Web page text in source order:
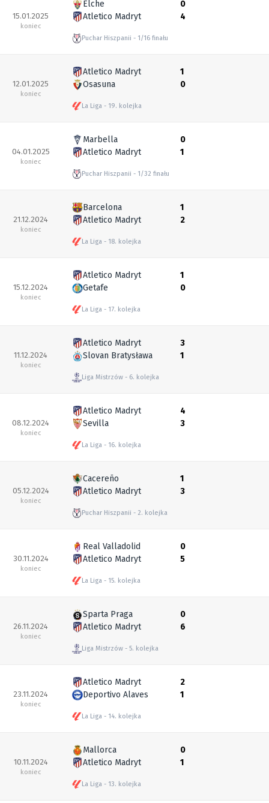
15.01.2025
koniec
Elche
Atletico Madryt
Puchar Hiszpanii 1/16 finału
0
4
12.01.2025
koniec
Atletico Madryt
Osasuna
La Liga 19. kolejka
1
0
04.01.2025
koniec
Marbella
Atletico Madryt
Puchar Hiszpanii 1/32 finału
0
1
21.12.2024
koniec
Barcelona
Atletico Madryt
La Liga 18. kolejka
1
2
15.12.2024
koniec
Atletico Madryt
Getafe
La Liga 17. kolejka
1
0
11.12.2024
koniec
Atletico Madryt
Slovan Bratysława
Liga Mistrzów 6. kolejka
3
1
08.12.2024
koniec
Atletico Madryt
Sevilla
La Liga 16. kolejka
4
3
05.12.2024
koniec
Cacereño
Atletico Madryt
Puchar Hiszpanii 2. kolejka
1
3
30.11.2024
koniec
Real Valladolid
Atletico Madryt
La Liga 15. kolejka
0
5
26.11.2024
koniec
Sparta Praga
Atletico Madryt
Liga Mistrzów 5. kolejka
0
6
23.11.2024
koniec
Atletico Madryt
Deportivo Alaves
La Liga 14. kolejka
2
1
10.11.2024
koniec
Mallorca
Atletico Madryt
La Liga 13. kolejka
0
1